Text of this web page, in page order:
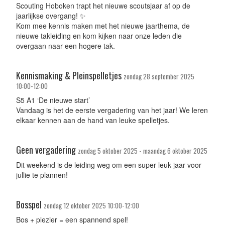
Scouting Hoboken trapt het nieuwe scoutsjaar af op de
jaarlijkse overgang! ✨
Kom mee kennis maken met het nieuwe jaarthema, de
nieuwe takleiding en kom kijken naar onze leden die
overgaan naar een hogere tak.
Kennismaking & Pleinspelletjes zondag 28 september 2025
10:00-12:00
S5 A1 ‘De nieuwe start’
Vandaag is het de eerste vergadering van het jaar! We leren
elkaar kennen aan de hand van leuke spelletjes.
Geen vergadering zondag 5 oktober 2025 - maandag 6 oktober 2025
Dit weekend is de leiding weg om een super leuk jaar voor
jullie te plannen!
Bosspel zondag 12 oktober 2025 10:00-12:00
Bos + plezier = een spannend spel!